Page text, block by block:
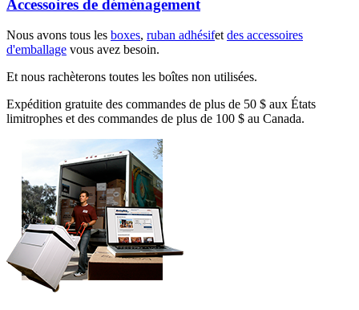
Accessoires de déménagement
Nous avons tous les boxes, ruban adhésifetdes accessoires
d'emballage vous avez besoin.
Et nous rachèterons toutes les boîtes non utilisées.
Expédition gratuite des commandes de plus de 50 $ aux États
limitrophes et des commandes de plus de 100 $ au Canada.